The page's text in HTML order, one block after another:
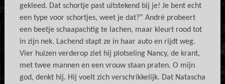
gekleed. Dat schortje past uitstekend bij je! Je bent echt
een type voor schortjes, weet je dat?” André probeert
een beetje schaapachtig te lachen, maar kleurt rood tot
in zijn nek. Lachend stapt ze in haar auto en rijdt weg.
Vier huizen verderop ziet hij plotseling Nancy, de krant,
met twee mannen en een vrouw staan praten. O mijn
god, denkt hij. Hij voelt zich verschrikkelijk. Dat Natascha